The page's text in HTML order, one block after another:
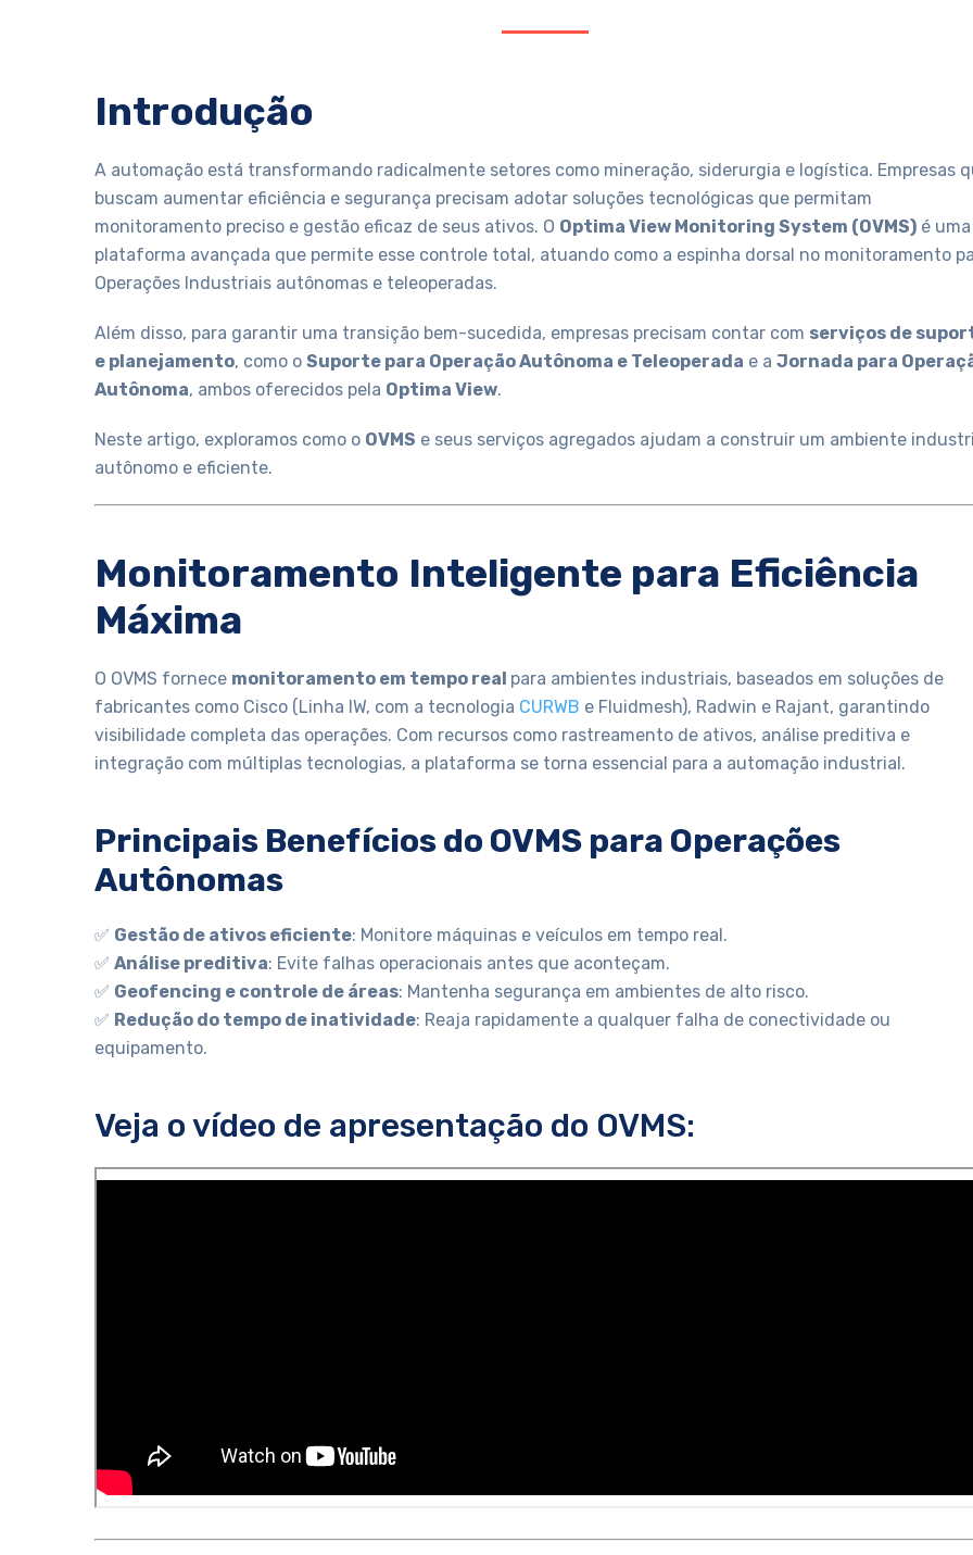
Introdução
A automação está transformando radicalmente setores como mineração, siderurgia e logística. Empresas
buscam aumentar eficiência e segurança precisam adotar soluções tecnológicas que permitam
monitoramento preciso e gestão eficaz de seus ativos. O Optima View Monitoring System (OVMS) é uma
plataforma avançada que permite esse controle total, atuando como a espinha dorsal no monitoramento
Operações Industriais autônomas e teleoperadas.
Além disso, para garantir uma transição bem-sucedida, empresas precisam contar com serviços de
e planejamento, como o Suporte para Operação Autônoma e Teleoperada e a Jornada para
Autônoma, ambos oferecidos pela Optima View.
Neste artigo, exploramos como o OVMS e seus serviços agregados ajudam a construir um ambiente
autônomo e eficiente.
Monitoramento Inteligente para Eficiência
Máxima
O OVMS fornece monitoramento em tempo real para ambientes industriais, baseados em soluções de
fabricantes como Cisco (Linha IW, com a tecnologia CURWB e Fluidmesh), Radwin e Rajant, garantindo
visibilidade completa das operações. Com recursos como rastreamento de ativos, análise preditiva e
integração com múltiplas tecnologias, a plataforma se torna essencial para a automação industrial.
Principais Benefícios do OVMS para Operações
Autônomas
✅ Gestão de ativos eficiente: Monitore máquinas e veículos em tempo real.
✅ Análise preditiva: Evite falhas operacionais antes que aconteçam.
✅ Geofencing e controle de áreas: Mantenha segurança em ambientes de alto risco.
✅ Redução do tempo de inatividade: Reaja rapidamente a qualquer falha de conectividade ou
equipamento.
Veja o vídeo de apresentação do OVMS: